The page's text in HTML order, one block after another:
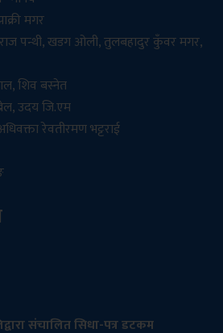
मगर
पन्थी, खडग ओली, तुलबहादुर कुँवर मगर,
शिव बस्नेत
उदय जि.एम
रेवतीरमण भट्टराई
संचालित सिधा-पत्र डटकम